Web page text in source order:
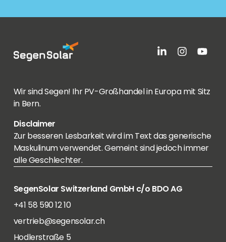
Wir sind Segen! Ihr PV-Großhandel in Europa mit Sitz
in Bern.
Disclaimer
Zur besseren Lesbarkeit wird im Text das generische
Maskulinum verwendet. Gemeint sind jedoch immer
alle Geschlechter.
SegenSolar Switzerland GmbH c/o BDO AG
+41 58 590 12 10
vertrieb@segensolar.ch
Hodlerstraße 5